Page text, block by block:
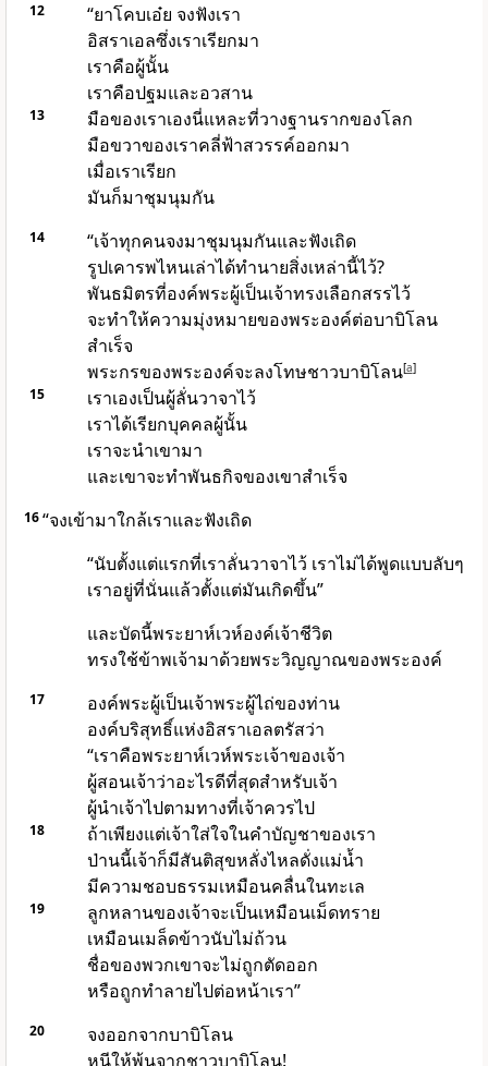
12
“ยาโคบเอ๋ย จงฟังเรา
อิสราเอลซึ่งเราเรียกมา
เราคือผู้นั้น
เราคือปฐมและอวสาน
13
มือของเราเองนี่แหละที่วางฐานรากของโลก
มือขวาของเราคลี่ฟ้าสวรรค์ออกมา
เมื่อเราเรียก
มันก็มาชุมนุมกัน
14
“เจ้าทุกคนจงมาชุมนุมกันและฟังเถิด
รูปเคารพไหนเล่าได้ทำนายสิ่งเหล่านี้ไว้?
พันธมิตรที่องค์พระผู้เป็นเจ้าทรงเลือกสรรไว้
จะทำให้ความมุ่งหมายของพระองค์ต่อบาบิโลน
สำเร็จ
พระกรของพระองค์จะลงโทษชาวบาบิโลน[a]
15
เราเองเป็นผู้ลั่นวาจาไว้
เราได้เรียกบุคคลผู้นั้น
เราจะนำเขามา
และเขาจะทำพันธกิจของเขาสำเร็จ
16“จงเข้ามาใกล้เราและฟังเถิด
“นับตั้งแต่แรกที่เราลั่นวาจาไว้ เราไม่ได้พูดแบบลับๆ
เราอยู่ที่นั่นแล้วตั้งแต่มันเกิดขึ้น”
และบัดนี้พระยาห์เวห์องค์เจ้าชีวิต
ทรงใช้ข้าพเจ้ามาด้วยพระวิญญาณของพระองค์
17 องค์พระผู้เป็นเจ้าพระผู้ไถ่ของท่าน
องค์บริสุทธิ์แห่งอิสราเอลตรัสว่า
“เราคือพระยาห์เวห์พระเจ้าของเจ้า
ผู้สอนเจ้าว่าอะไรดีที่สุดสำหรับเจ้า
ผู้นำเจ้าไปตามทางที่เจ้าควรไป
18
ถ้าเพียงแต่เจ้าใส่ใจในคำบัญชาของเรา
ป่านนี้เจ้าก็มีสันติสุขหลั่งไหลดั่งแม่น้ำ
มีความชอบธรรมเหมือนคลื่นในทะเล
19
ลูกหลานของเจ้าจะเป็นเหมือนเม็ดทราย
เหมือนเมล็ดข้าวนับไม่ถ้วน
ชื่อของพวกเขาจะไม่ถูกตัดออก
หรือถูกทำลายไปต่อหน้าเรา”
20
จงออกจากบาบิโลน
หนีให้พ้นจากชาวบาบิโลน!